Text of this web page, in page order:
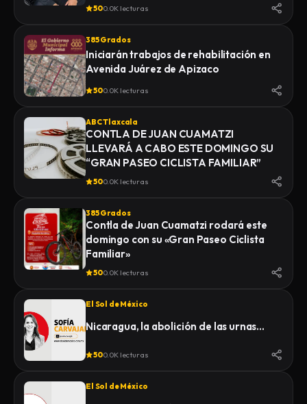
500.0K lecturas
385 Grados
Iniciarán trabajos de rehabilitación en
Avenida Juárez de Apizaco
500.0K lecturas
ABC Tlaxcala
CONTLA DE JUAN CUAMATZI
LLEVARÁ A CABO ESTE DOMINGO SU
“GRAN PASEO CICLISTA FAMILIAR”
500.0K lecturas
385 Grados
Contla de Juan Cuamatzi rodará este
domingo con su «Gran Paseo Ciclista
Familiar»
500.0K lecturas
El Sol de México
Nicaragua, la abolición de las urnas…
500.0K lecturas
El Sol de México